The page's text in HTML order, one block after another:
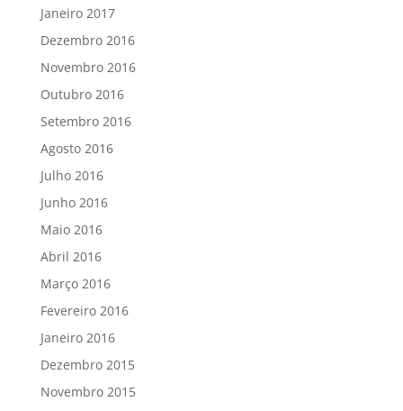
Janeiro 2017
Dezembro 2016
Novembro 2016
Outubro 2016
Setembro 2016
Agosto 2016
Julho 2016
Junho 2016
Maio 2016
Abril 2016
Março 2016
Fevereiro 2016
Janeiro 2016
Dezembro 2015
Novembro 2015